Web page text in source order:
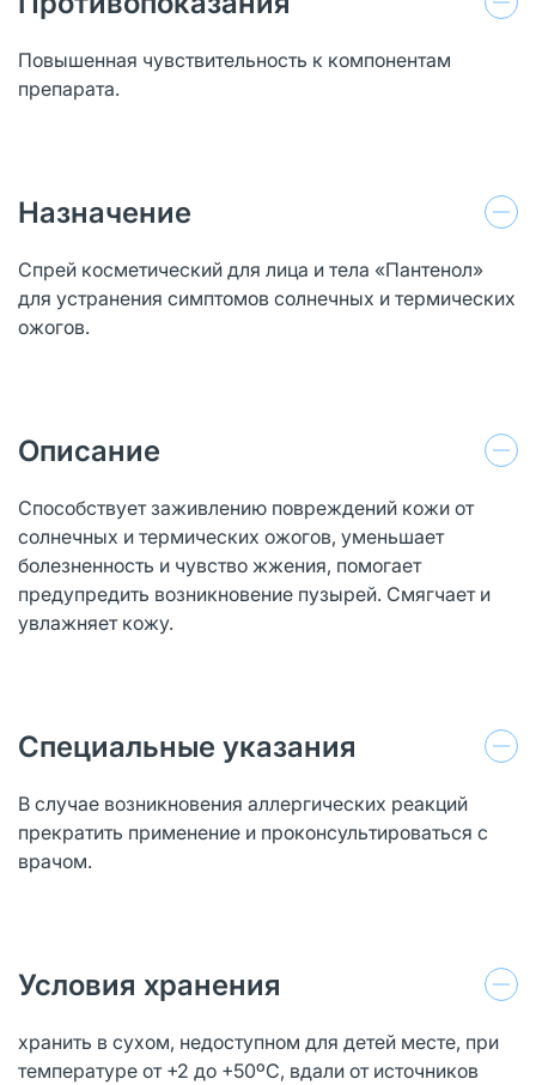
Повышенная чувствительность к компонентам
препарата.
Назначение
Спрей косметический для лица и тела «Пантенол»
для устранения симптомов солнечных и термических
ожогов.
Описание
Способствует заживлению повреждений кожи от
солнечных и термических ожогов, уменьшает
болезненность и чувство жжения, помогает
предупредить возникновение пузырей. Смягчает и
увлажняет кожу.
Специальные указания
В случае возникновения аллергических реакций
прекратить применение и проконсультироваться с
врачом.
Условия хранения
хранить в сухом, недоступном для детей месте, при
температуре от +2 до +50ºС, вдали от источников